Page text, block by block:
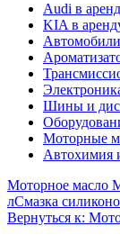
Audi в
KIA в
Шины и
Моторные
Автохимия
Моторное масло
лСмазка
Вернуться к: